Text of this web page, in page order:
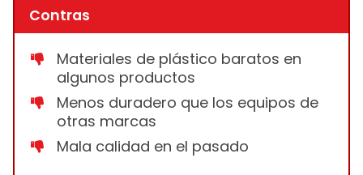
Contras
Materiales de plástico baratos en
algunos productos
Menos duradero que los equipos de
otras marcas
Mala calidad en el pasado